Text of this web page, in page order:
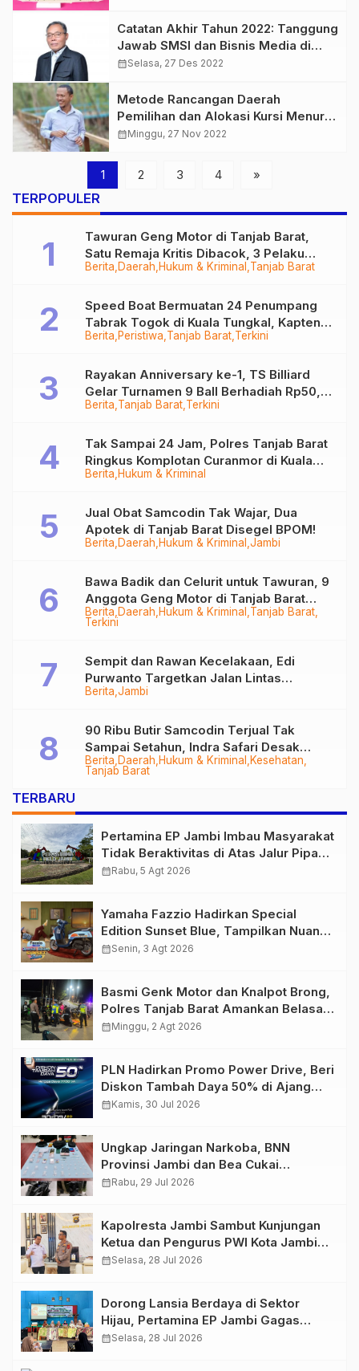
Catatan Akhir Tahun 2022: Tanggung
Jawab SMSI dan Bisnis Media di
Tahun Politik
calendar_monthSelasa, 27 Des 2022
Metode Rancangan Daerah
Pemilihan dan Alokasi Kursi Menurut
UU Nomor 7 Tahun 2017
calendar_monthMinggu, 27 Nov 2022
1 2 3 4 »
TERPOPULER
Berita Daerah Hukum & Kriminal Tanjab Barat
Tawuran Geng Motor di Tanjab Barat,
Satu Remaja Kritis Dibacok, 3 Pelaku
Ditangkap
Berita Peristiwa Tanjab Barat Terkini
Speed Boat Bermuatan 24 Penumpang
Tabrak Togok di Kuala Tungkal, Kapten
Sempat Hilang
Berita Tanjab Barat Terkini
Rayakan Anniversary ke-1, TS Billiard
Gelar Turnamen 9 Ball Berhadiah Rp50,8
Juta
Berita Hukum & Kriminal
Tak Sampai 24 Jam, Polres Tanjab Barat
Ringkus Komplotan Curanmor di Kuala
Tungkal
Berita Daerah Hukum & Kriminal Jambi
Jual Obat Samcodin Tak Wajar, Dua
Apotek di Tanjab Barat Disegel BPOM!
Berita Daerah Hukum & Kriminal Tanjab Barat
Terkini
Bawa Badik dan Celurit untuk Tawuran, 9
Anggota Geng Motor di Tanjab Barat
Diringkus
Berita Jambi
Sempit dan Rawan Kecelakaan, Edi
Purwanto Targetkan Jalan Lintas
Tungkal-Jambi Mulus di 2028
Berita Daerah Hukum & Kriminal
Kesehatan
Tanjab Barat
90 Ribu Butir Samcodin Terjual Tak
Sampai Setahun, Indra Safari Desak
Audit Menyeluruh
TERBARU
Pertamina EP Jambi Imbau Masyarakat
Tidak Beraktivitas di Atas Jalur Pipa
Migas Demi Keselamatan Bersama
calendar_monthRabu, 5 Agt 2026
Yamaha Fazzio Hadirkan Special
Edition Sunset Blue, Tampilkan Nuansa
Retro Summer yang Semakin Skena
calendar_monthSenin, 3 Agt 2026
Basmi Genk Motor dan Knalpot Brong,
Polres Tanjab Barat Amankan Belasan
Kendaraan
calendar_monthMinggu, 2 Agt 2026
PLN Hadirkan Promo Power Drive, Beri
Diskon Tambah Daya 50% di Ajang
GIIAS 2026
calendar_monthKamis, 30 Jul 2026
Ungkap Jaringan Narkoba, BNN
Provinsi Jambi dan Bea Cukai
Amankan Sembilan Pelaku beserta
calendar_monthRabu, 29 Jul 2026
Kapolresta Jambi Sambut Kunjungan
Ketua dan Pengurus PWI Kota Jambi
Perkuat Sinergi dan Kolaborasi
calendar_monthSelasa, 28 Jul 2026
Dorong Lansia Berdaya di Sektor
Hijau, Pertamina EP Jambi Gagas
Lansiapreneur Batik Eco-Print
calendar_monthSelasa, 28 Jul 2026